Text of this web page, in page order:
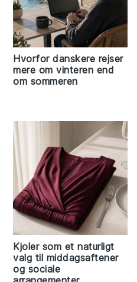
Hvorfor danskere rejser
mere om vinteren end
om sommeren
Kjoler som et naturligt
valg til middagsaftener
og sociale